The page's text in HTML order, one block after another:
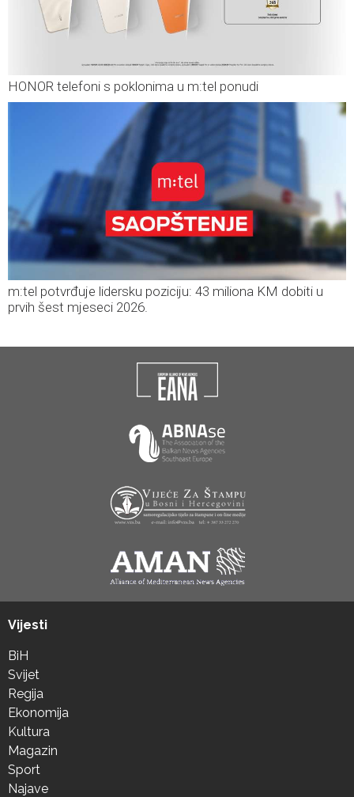
HONOR telefoni s poklonima u m:tel ponudi
m:tel potvrđuje lidersku poziciju: 43 miliona KM dobiti u
prvih šest mjeseci 2026.
Vijesti
BiH
Svijet
Regija
Ekonomija
Kultura
Magazin
Sport
Najave